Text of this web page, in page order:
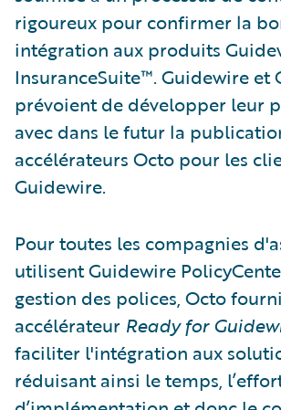
rigoureux pour confirmer la
intégration aux produits
InsuranceSuite™. Guidewire et
prévoient de développer leur
avec dans le futur la
accélérateurs Octo pour les
Guidewire.
Pour toutes les compagnies
utilisent Guidewire
gestion des polices, Octo
accélérateur Ready for
faciliter l'intégration aux
réduisant ainsi le temps,